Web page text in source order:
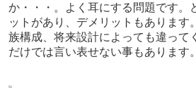
か・・・。よく耳にする問題です。
ットがあり、デメリットもあります
族構成、将来設計によっても違って
だけでは言い表せない事もあります。